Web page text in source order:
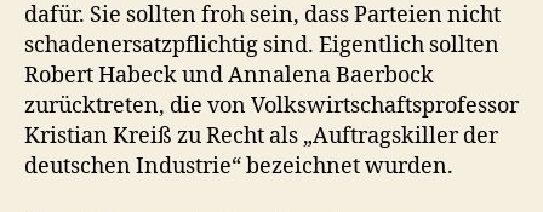
dafür. Sie sollten froh sein, dass Parteien nicht
schadenersatzpflichtig sind. Eigentlich sollten
Robert Habeck und Annalena Baerbock
zurücktreten, die von Volkswirtschaftsprofessor
Kristian Kreiß zu Recht als „Auftragskiller der
deutschen Industrie“ bezeichnet wurden.